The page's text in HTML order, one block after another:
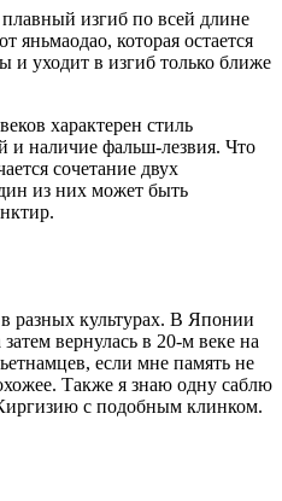
изгиб по всей длине
яньмаодао, которая остается
уходит в изгиб только ближе
характерен стиль
и наличие фальш-лезвия. Что
сочетание двух
из них может быть
в разных культурах. В Японии
вернулась в 20-м веке на
если мне память не
Также я знаю одну саблю
с подобным клинком.